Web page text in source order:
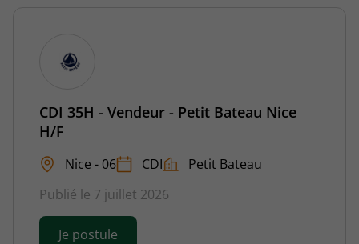
CDI 35H - Vendeur - Petit Bateau Nice
H/F
Nice - 06 CDI
Petit Bateau
Publié le 7 juillet 2026
Je postule